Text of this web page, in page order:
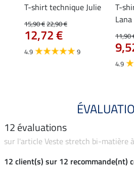
T-shirt technique Julie
15,90 €22,90 €
12,72 €
4.9 9
T-
Lana
11,90
4.9
12 évaluations
sur l'article Veste stretch bi-matière
12 client(s) sur 12 recommande(nt)